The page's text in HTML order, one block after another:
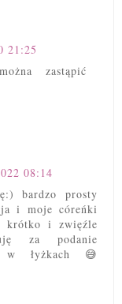
21:25
zastąpić
08:14
bardzo prosty
i moje córeńki
krótko i zwięźle
za podanie
w łyżkach 😅